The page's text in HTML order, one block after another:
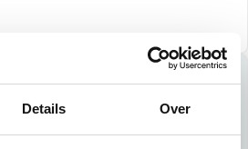
Details Over